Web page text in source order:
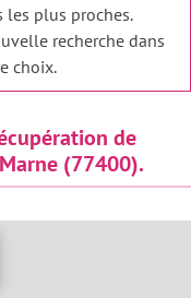
les plus proches.
recherche dans
choix.
de
(77400).